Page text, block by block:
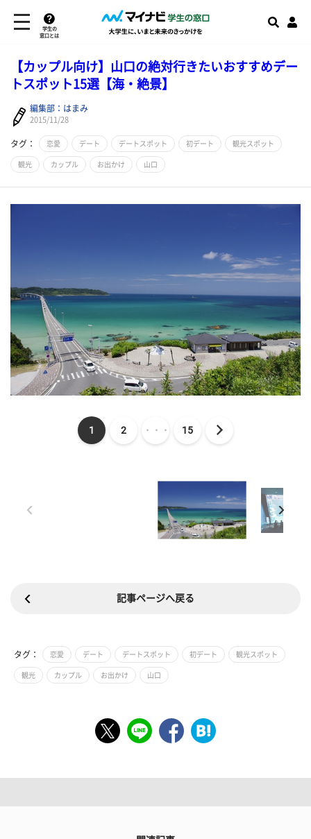
学生の
窓口とは
【カップル向け】山口の絶対行きたいおすすめデー
トスポット15選【海・絶景】
編集部：はまみ
2015/11/28
タグ： 恋愛 デート デートスポット 初デート 観光スポット
観光 カップル お出かけ 山口
1 2 ・・・ 15
記事ページへ戻る
タグ： 恋愛 デート デートスポット 初デート 観光スポット
観光 カップル お出かけ 山口